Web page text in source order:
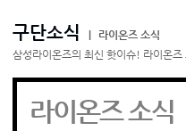
구단소식
라이온즈 소식
삼성라이온즈의 최신 핫이슈! 라이온즈
라이온즈 소식